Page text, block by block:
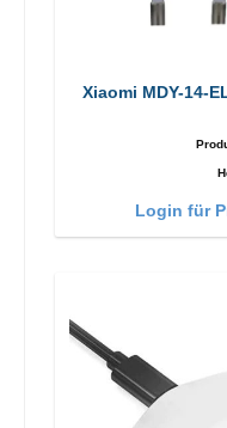
Xiaomi MDY-14-EL
Login für